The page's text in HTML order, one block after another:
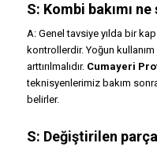
S: Kombi bakımı ne
A: Genel tavsiye yılda bir
kontrollerdir. Yoğun kullanım
arttırılmalıdır. Cumayeri
teknisyenlerimiz bakım
belirler.
S: Değiştirilen